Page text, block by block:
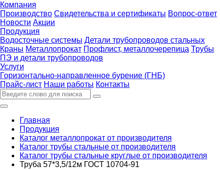
Компания
Производство Свидетельства и сертификаты Вопрос-ответ
Новости Акции
Продукция
Водосточные системы Детали трубопроводов стальных
Краны Металлопрокат Профлист, металлочерепица Трубы
ПЭ и детали трубопроводов
Услуги
Горизонтально-направленное бурение (ГНБ)
Прайс-лист Наши работы Контакты
Главная
Продукция
Каталог металлопрокат от производителя
Каталог трубы стальные от производителя
Каталог трубы стальные круглые от производителя
Труба 57*3,5/12м ГОСТ 10704-91